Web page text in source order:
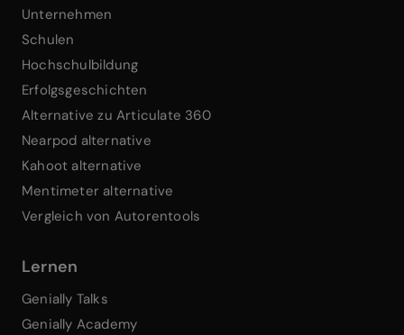
Unternehmen
Schulen
Hochschulbildung
Erfolgsgeschichten
Alternative zu Articulate 360
Nearpod alternative
Kahoot alternative
Mentimeter alternative
Vergleich von Autorentools
Lernen
Genially Talks
Genially Academy